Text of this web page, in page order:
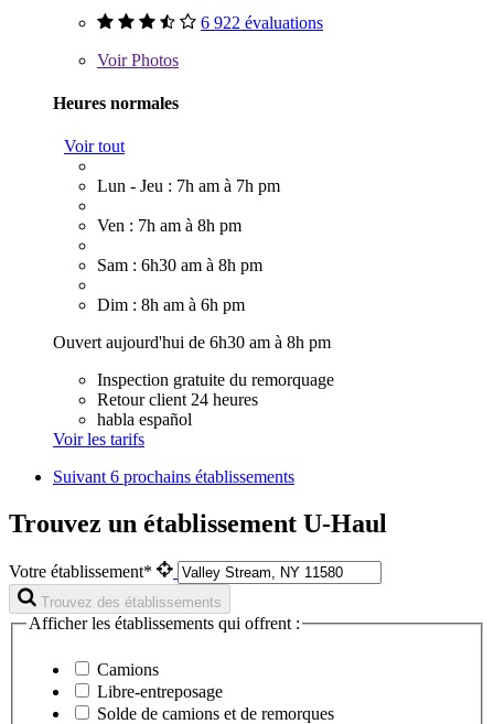
6 922 évaluations
VoirPhotos
Heures normales
Voir tout
Lun - Jeu : 7h am à 7h pm
Ven : 7h am à 8h pm
Sam : 6h30 am à 8h pm
Dim : 8h am à 6h pm
Ouvert aujourd'hui de 6h30 am à 8h pm
Inspection gratuite du remorquage
Retour client 24 heures
habla español
Voir les tarifs
Suivant6 prochains établissements
Trouvez un établissement U-Haul
Votre établissement*
Trouvez des établissements
Afficher les établissements qui offrent :
Camions
Libre-entreposage
Solde de camions et de remorques